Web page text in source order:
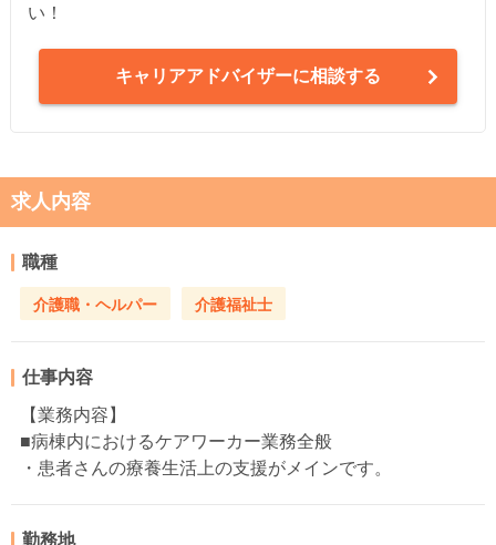
い！
キャリアアドバイザーに相談する
求人内容
職種
介護職・ヘルパー 介護福祉士
仕事内容
【業務内容】
■病棟内におけるケアワーカー業務全般
・患者さんの療養生活上の支援がメインです。
勤務地